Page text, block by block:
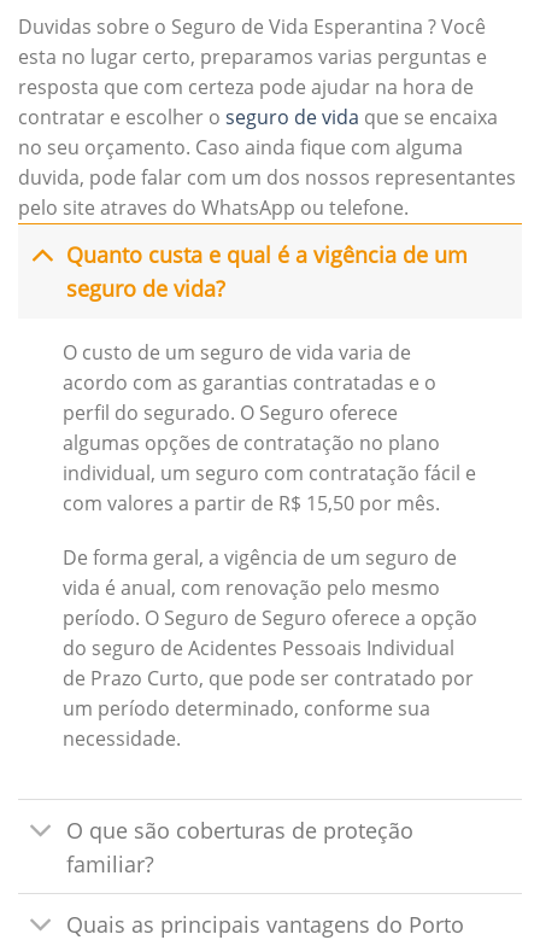
Duvidas sobre o Seguro de Vida Esperantina ? Você
esta no lugar certo, preparamos varias perguntas e
resposta que com certeza pode ajudar na hora de
contratar e escolher o seguro de vida que se encaixa
no seu orçamento. Caso ainda fique com alguma
duvida, pode falar com um dos nossos representantes
pelo site atraves do WhatsApp ou telefone.
Quanto custa e qual é a vigência de um
seguro de vida?
O custo de um seguro de vida varia de
acordo com as garantias contratadas e o
perfil do segurado. O Seguro oferece
algumas opções de contratação no plano
individual, um seguro com contratação fácil e
com valores a partir de R$ 15,50 por mês.
De forma geral, a vigência de um seguro de
vida é anual, com renovação pelo mesmo
período. O Seguro de Seguro oferece a opção
do seguro de Acidentes Pessoais Individual
de Prazo Curto, que pode ser contratado por
um período determinado, conforme sua
necessidade.
O que são coberturas de proteção
familiar?
Quais as principais vantagens do Porto